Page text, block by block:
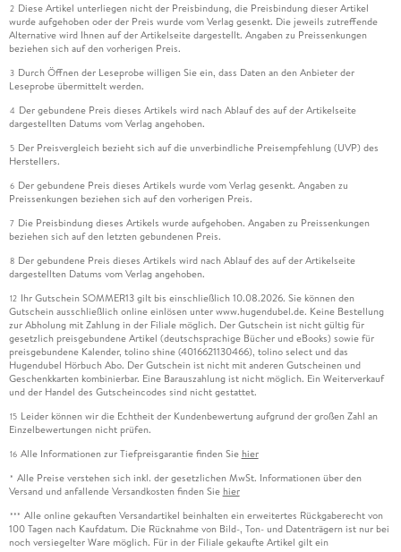
2 Diese Artikel unterliegen nicht der Preisbindung, die Preisbindung dieser Artikel
wurde aufgehoben oder der Preis wurde vom Verlag gesenkt. Die jeweils zutreffende
Alternative wird Ihnen auf der Artikelseite dargestellt. Angaben zu Preissenkungen
beziehen sich auf den vorherigen Preis.
3 Durch Öffnen der Leseprobe willigen Sie ein, dass Daten an den Anbieter der
Leseprobe übermittelt werden.
4 Der gebundene Preis dieses Artikels wird nach Ablauf des auf der Artikelseite
dargestellten Datums vom Verlag angehoben.
5 Der Preisvergleich bezieht sich auf die unverbindliche Preisempfehlung (UVP) des
Herstellers.
6 Der gebundene Preis dieses Artikels wurde vom Verlag gesenkt. Angaben zu
Preissenkungen beziehen sich auf den vorherigen Preis.
7 Die Preisbindung dieses Artikels wurde aufgehoben. Angaben zu Preissenkungen
beziehen sich auf den letzten gebundenen Preis.
8 Der gebundene Preis dieses Artikels wird nach Ablauf des auf der Artikelseite
dargestellten Datums vom Verlag angehoben.
12 Ihr Gutschein SOMMER13 gilt bis einschließlich 10.08.2026. Sie können den
Gutschein ausschließlich online einlösen unter www.hugendubel.de. Keine Bestellung
zur Abholung mit Zahlung in der Filiale möglich. Der Gutschein ist nicht gültig für
gesetzlich preisgebundene Artikel (deutschsprachige Bücher und eBooks) sowie für
preisgebundene Kalender, tolino shine (4016621130466), tolino select und das
Hugendubel Hörbuch Abo. Der Gutschein ist nicht mit anderen Gutscheinen und
Geschenkkarten kombinierbar. Eine Barauszahlung ist nicht möglich. Ein Weiterverkauf
und der Handel des Gutscheincodes sind nicht gestattet.
15 Leider können wir die Echtheit der Kundenbewertung aufgrund der großen Zahl an
Einzelbewertungen nicht prüfen.
16 Alle Informationen zur Tiefpreisgarantie finden Sie hier
* Alle Preise verstehen sich inkl. der gesetzlichen MwSt. Informationen über den
Versand und anfallende Versandkosten finden Sie hier
*** Alle online gekauften Versandartikel beinhalten ein erweitertes Rückgaberecht von
100 Tagen nach Kaufdatum. Die Rücknahme von Bild-, Ton- und Datenträgern ist nur bei
noch versiegelter Ware möglich. Für in der Filiale gekaufte Artikel gilt ein